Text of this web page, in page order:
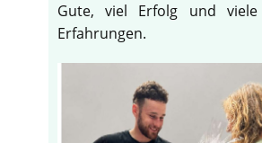
Gute, viel Erfolg und viele
Erfahrungen.